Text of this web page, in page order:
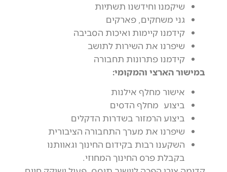
שיקמנו וחידשנו תשתיות
גני משחקים, פארקים
קידמנו קיימות ואיכות הסביבה
שיפרנו את השירות לתושב
קידמנו פתרונות תחבורה
במישור הארצי והמקומי:
אישור מחלף אילנות
ביצוע מחלף הדסים
ביצוע הרמזור בשדרות הדקלים
שיפרנו את מערך התחבורה הציבורית
השקענו רבות בקידום החינוך וגאוותנו
בקבלת פרס החינוך המחוזי.